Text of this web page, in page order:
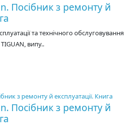
Посібник з ремонту й
та технічного обслуговування
випу..
Посібник з ремонту й